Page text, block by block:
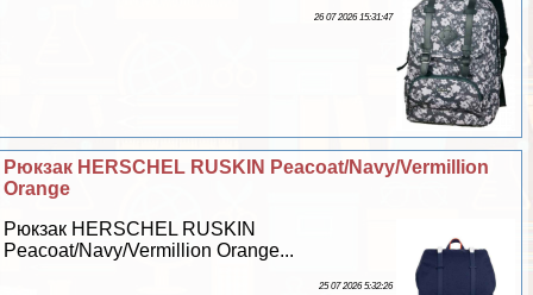
26 07 2026 15:31:47
Рюкзак HERSCHEL RUSKIN Peacoat/Navy/Vermillion
Orange
Рюкзак HERSCHEL RUSKIN
Peacoat/Navy/Vermillion Orange...
25 07 2026 5:32:26